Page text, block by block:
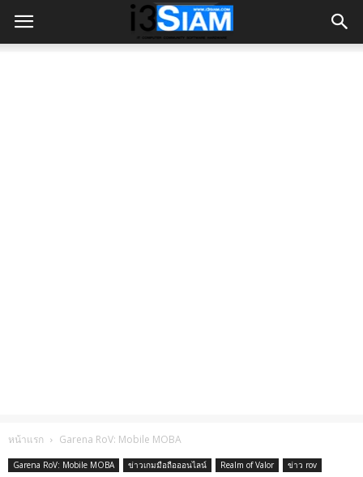
หน้าแรก Garena RoV: Mobile MOBA
Garena RoV: Mobile MOBA ข่าวเกมมือถือออนไลน์ Realm of Valor ข่าว rov